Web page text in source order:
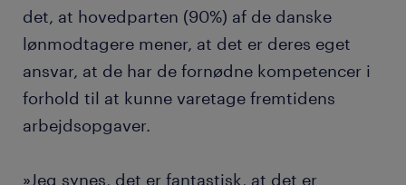
det, at hovedparten (90%) af de danske
lønmodtagere mener, at det er deres eget
ansvar, at de har de fornødne kompetencer i
forhold til at kunne varetage fremtidens
arbejdsopgaver.
»Jeg synes, det er fantastisk, at det er